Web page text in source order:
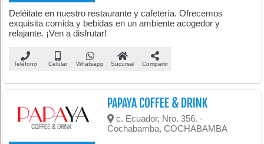
Deléitate en nuestro restaurante y cafetería. Ofrecemos
exquisita comida y bebidas en un ambiente acogedor y
relajante. ¡Ven a disfrutar!
Teléfono Celular Whatsapp Sucursal Compartir
PAPAYA COFFEE & DRINK
c. Ecuador, Nro. 356. -
Cochabamba, COCHABAMBA